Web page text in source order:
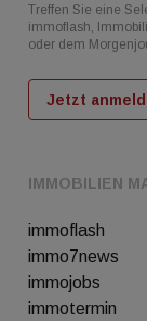
IMMOBILIEN
immoflash
immo7news
immojobs
immotermin
Treffen Sie eine
immoflash,
oder dem
Jetzt